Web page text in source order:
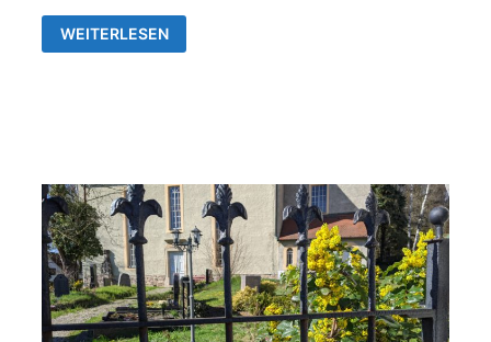
GOTTESDIENSTE
&
WEITERLESEN